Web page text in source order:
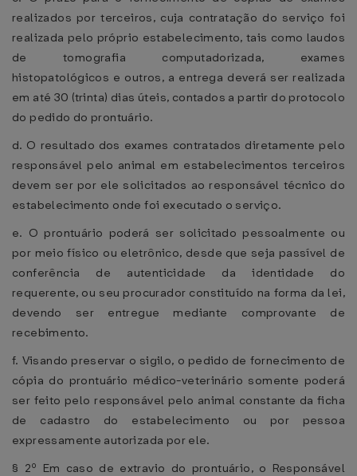
realizados por terceiros, cuja contratação do serviço foi
realizada pelo próprio estabelecimento, tais como laudos
de tomografia computadorizada, exames
histopatológicos e outros, a entrega deverá ser realizada
em até 30 (trinta) dias úteis, contados a partir do protocolo
do pedido do prontuário.
d. O resultado dos exames contratados diretamente pelo
responsável pelo animal em estabelecimentos terceiros
devem ser por ele solicitados ao responsável técnico do
estabelecimento onde foi executado o serviço.
e. O prontuário poderá ser solicitado pessoalmente ou
por meio físico ou eletrônico, desde que seja passível de
conferência de autenticidade da identidade do
requerente, ou seu procurador constituído na forma da lei,
devendo ser entregue mediante comprovante de
recebimento.
f. Visando preservar o sigilo, o pedido de fornecimento de
cópia do prontuário médico-veterinário somente poderá
ser feito pelo responsável pelo animal constante da ficha
de cadastro do estabelecimento ou por pessoa
expressamente autorizada por ele.
§ 2º Em caso de extravio do prontuário, o Responsável